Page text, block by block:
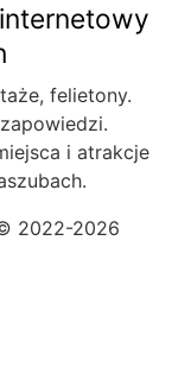
felietony.
i atrakcje
2022-2026